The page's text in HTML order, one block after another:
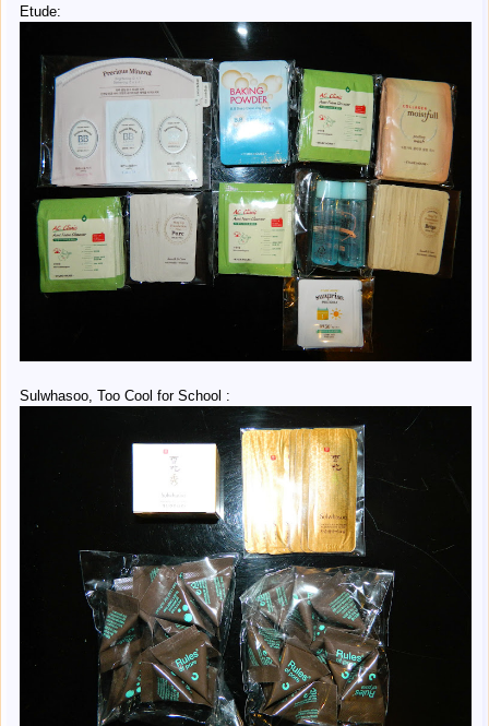
Etude:
Sulwhasoo, Too Cool for School :